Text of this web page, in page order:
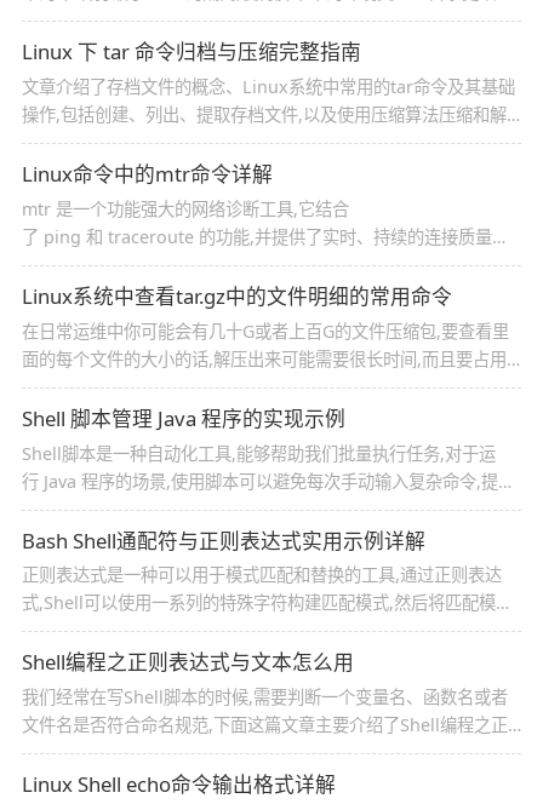
函数定义等影响永久生效,本文给大家介绍Linux source命令详解
与应用场景解析,感兴趣的朋友一起看看吧
Linux 下 tar 命令归档与压缩完整指南
文章介绍了存档文件的概念、Linux系统中常用的tar命令及其基础
操作,包括创建、列出、提取存档文件,以及使用压缩算法压缩和解
压缩存档文件,本文给大家介绍的非常详细,感兴趣的朋友跟随小编
一起看看吧
Linux命令中的mtr命令详解
mtr 是一个功能强大的网络诊断工具,它结合
了 ping 和 traceroute 的功能,并提供了实时、持续的连接质量统
计数据,这篇文章给大家介绍Linux命令中的mtr命令详解,感兴趣的
朋友跟随小编一起看看吧
Linux系统中查看tar.gz中的文件明细的常用命令
在日常运维中你可能会有几十G或者上百G的文件压缩包,要查看里
面的每个文件的大小的话,解压出来可能需要很长时间,而且要占用
大量磁盘空间和系统CPU资源,因此,不解压查看文件大小很有必要,
所以本文给大家分享了Linux查看tar.gz中的文件明细的常用命令
Shell 脚本管理 Java 程序的实现示例
Shell脚本是一种自动化工具,能够帮助我们批量执行任务,对于运
行 Java 程序的场景,使用脚本可以避免每次手动输入复杂命令,提高
效率并减少出错概率,感兴趣的可以了解一下
Bash Shell通配符与正则表达式实用示例详解
正则表达式是一种可以用于模式匹配和替换的工具,通过正则表达
式,Shell可以使用一系列的特殊字符构建匹配模式,然后将匹配模式
与待比较字符串或文件进行比较,这篇文章主要介绍了Bash Shell通
配符与正则表达式的相关资料,需要的朋友可以参考下
Shell编程之正则表达式与文本怎么用
我们经常在写Shell脚本的时候,需要判断一个变量名、函数名或者
文件名是否符合命名规范,下面这篇文章主要介绍了Shell编程之正
则表达式与文本怎么用的相关资料,文中通过代码介绍的非常详细,
需要的朋友可以参考下
Linux Shell echo命令输出格式详解